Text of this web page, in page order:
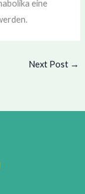
eine
Next Post →